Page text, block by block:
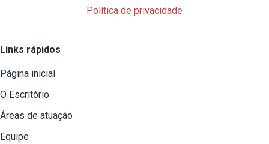
Política de privacidade
Links rápidos
Página inicial
O Escritório
Áreas de atuação
Equipe